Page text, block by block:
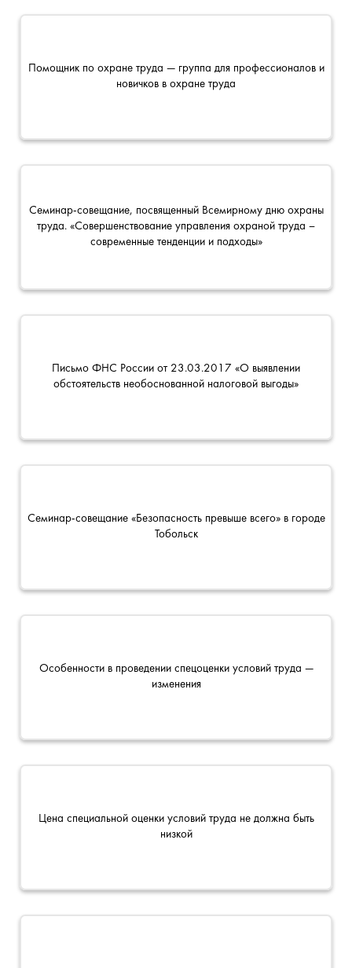
Помощник по охране труда — группа для профессионалов и
новичков в охране труда
Семинар-совещание, посвященный Всемирному дню охраны
труда. «Совершенствование управления охраной труда –
современные тенденции и подходы»
Письмо ФНС России от 23.03.2017 «О выявлении
обстоятельств необоснованной налоговой выгоды»
Семинар-совещание «Безопасность превыше всего» в городе
Тобольск
Особенности в проведении спецоценки условий труда —
изменения
Цена специальной оценки условий труда не должна быть
низкой